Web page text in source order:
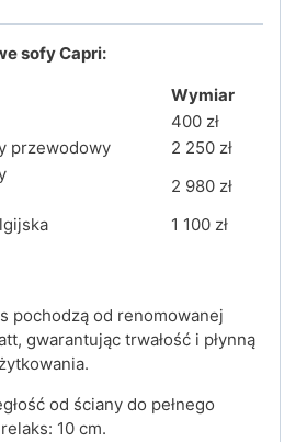
sofy Capri:
Wymiar
400 zł
przewodowy
2 250 zł
2 980 zł
1 100 zł
pochodzą od renomowanej
gwarantując trwałość i płynną
od ściany do pełnego
10 cm.